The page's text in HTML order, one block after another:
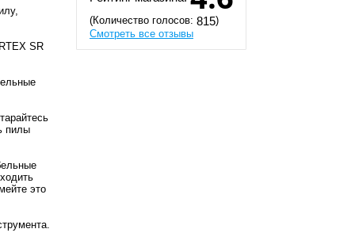
SR
пилы
это
(Количество голосов: 815)
Смотреть все отзывы